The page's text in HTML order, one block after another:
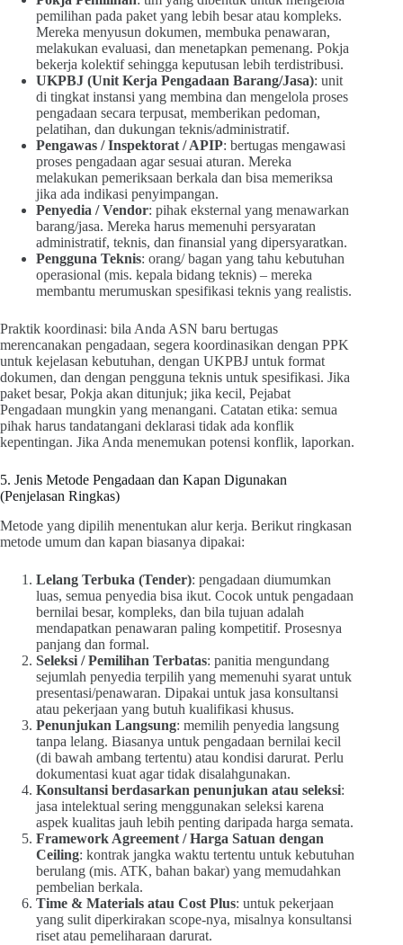
pemilihan pada paket yang lebih besar atau kompleks.
Mereka menyusun dokumen, membuka penawaran,
melakukan evaluasi, dan menetapkan pemenang. Pokja
bekerja kolektif sehingga keputusan lebih terdistribusi.
UKPBJ (Unit Kerja Pengadaan Barang/Jasa): unit
di tingkat instansi yang membina dan mengelola proses
pengadaan secara terpusat, memberikan pedoman,
pelatihan, dan dukungan teknis/administratif.
Pengawas / Inspektorat / APIP: bertugas mengawasi
proses pengadaan agar sesuai aturan. Mereka
melakukan pemeriksaan berkala dan bisa memeriksa
jika ada indikasi penyimpangan.
Penyedia / Vendor: pihak eksternal yang menawarkan
barang/jasa. Mereka harus memenuhi persyaratan
administratif, teknis, dan finansial yang dipersyaratkan.
Pengguna Teknis: orang/ bagan yang tahu kebutuhan
operasional (mis. kepala bidang teknis) – mereka
membantu merumuskan spesifikasi teknis yang realistis.
Praktik koordinasi: bila Anda ASN baru bertugas
merencanakan pengadaan, segera koordinasikan dengan PPK
untuk kejelasan kebutuhan, dengan UKPBJ untuk format
dokumen, dan dengan pengguna teknis untuk spesifikasi. Jika
paket besar, Pokja akan ditunjuk; jika kecil, Pejabat
Pengadaan mungkin yang menangani. Catatan etika: semua
pihak harus tandatangani deklarasi tidak ada konflik
kepentingan. Jika Anda menemukan potensi konflik, laporkan.
5. Jenis Metode Pengadaan dan Kapan Digunakan
(Penjelasan Ringkas)
Metode yang dipilih menentukan alur kerja. Berikut ringkasan
metode umum dan kapan biasanya dipakai:
Lelang Terbuka (Tender): pengadaan diumumkan
luas, semua penyedia bisa ikut. Cocok untuk pengadaan
bernilai besar, kompleks, dan bila tujuan adalah
mendapatkan penawaran paling kompetitif. Prosesnya
panjang dan formal.
Seleksi / Pemilihan Terbatas: panitia mengundang
sejumlah penyedia terpilih yang memenuhi syarat untuk
presentasi/penawaran. Dipakai untuk jasa konsultansi
atau pekerjaan yang butuh kualifikasi khusus.
Penunjukan Langsung: memilih penyedia langsung
tanpa lelang. Biasanya untuk pengadaan bernilai kecil
(di bawah ambang tertentu) atau kondisi darurat. Perlu
dokumentasi kuat agar tidak disalahgunakan.
Konsultansi berdasarkan penunjukan atau seleksi:
jasa intelektual sering menggunakan seleksi karena
aspek kualitas jauh lebih penting daripada harga semata.
Framework Agreement / Harga Satuan dengan
Ceiling: kontrak jangka waktu tertentu untuk kebutuhan
berulang (mis. ATK, bahan bakar) yang memudahkan
pembelian berkala.
Time & Materials atau Cost Plus: untuk pekerjaan
yang sulit diperkirakan scope-nya, misalnya konsultansi
riset atau pemeliharaan darurat.